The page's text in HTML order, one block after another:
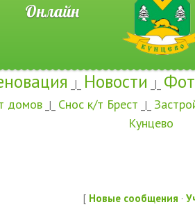
Онлайн
_|_ Новости _|_
домов _|_ Снос к/т Брест _|_
Кунцево
[ Новые сообщения ·